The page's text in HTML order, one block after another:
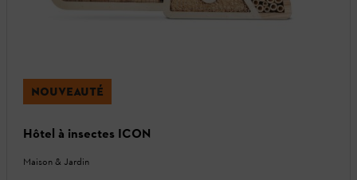
NOUVEAUTÉ
Hôtel à insectes ICON
Maison & Jardin